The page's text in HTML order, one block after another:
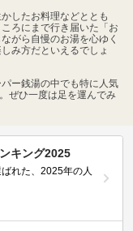
したお料理などととも
ろにまで行き届いた「お
がら自慢のお湯を心ゆく
み方だといえるでしょ
ー銭湯の中でも特に人気
ぜひ一度は足を運んでみ
キング2025
れた、2025年の人